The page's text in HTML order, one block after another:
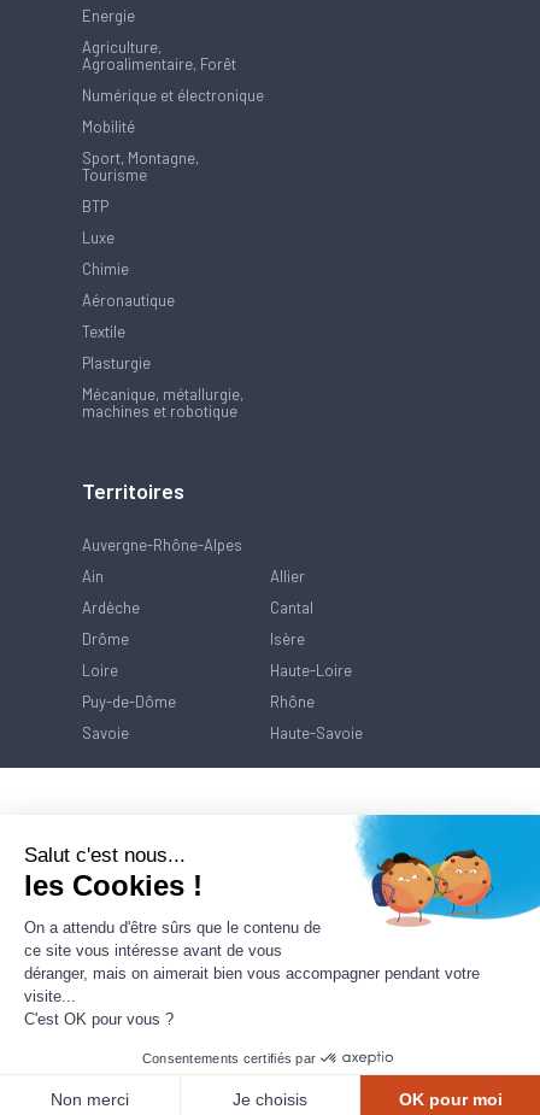
Energie
Agriculture,
Agroalimentaire, Forêt
Numérique et électronique
Mobilité
Sport, Montagne,
Tourisme
BTP
Luxe
Chimie
Aéronautique
Textile
Plasturgie
Mécanique, métallurgie,
machines et robotique
Territoires
Auvergne-Rhône-Alpes
Ain
Allier
Ardèche
Cantal
Drôme
Isère
Loire
Haute-Loire
Puy-de-Dôme
Rhône
Savoie
Haute-Savoie
Politique de
protection des données
Salut c'est nous...
les Cookies !
On a attendu d'être sûrs que le contenu de
ce site vous intéresse avant de vous
déranger, mais on aimerait bien vous accompagner pendant votre
visite...
C'est OK pour vous ?
Consentements certifiés par
Non merci Je choisis OK pour moi